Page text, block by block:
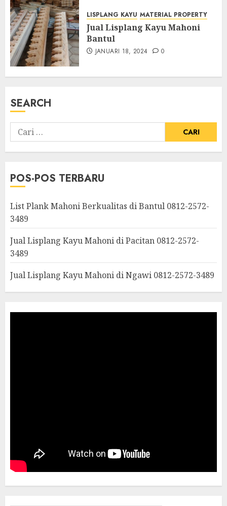
LISPLANG KAYU MATERIAL PROPERTY
Jual Lisplang Kayu Mahoni
Bantul
JANUARI 18, 2024 0
SEARCH
POS-POS TERBARU
List Plank Mahoni Berkualitas di Bantul 0812-2572-
3489
Jual Lisplang Kayu Mahoni di Pacitan 0812-2572-
3489
Jual Lisplang Kayu Mahoni di Ngawi 0812-2572-3489